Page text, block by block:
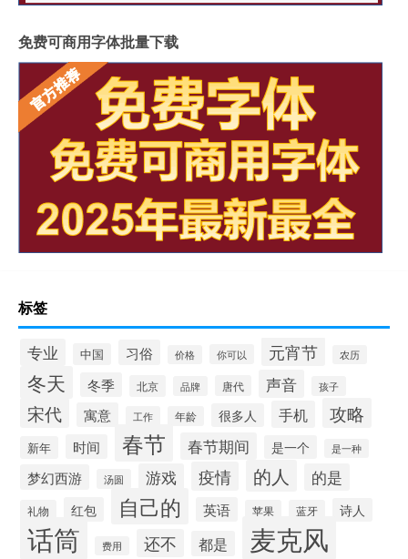
免费可商用字体批量下载
标签
专业 中国 习俗 价格 你可以 元宵节 农历
冬天 冬季 北京 品牌 唐代 声音 孩子
宋代 寓意 工作 年龄 很多人 手机 攻略
新年 时间 春节 春节期间 是一个 是一种
梦幻西游 汤圆 游戏 疫情 的人 的是
礼物 红包 自己的 英语 苹果 蓝牙 诗人
话筒 费用 还不 都是 麦克风